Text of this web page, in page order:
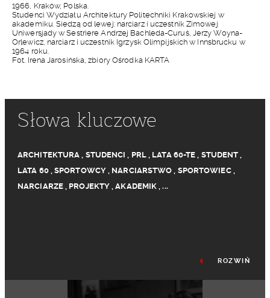
1966, Kraków, Polska.
Studenci Wydziału Architektury Politechniki Krakowskiej w
akademiku. Siedzą od lewej: narciarz i uczestnik Zimowej
Uniwersjady w Sestriere Andrzej Bachleda-Curuś, Jerzy Woyna-
Orlewicz, narciarz i uczestnik Igrzysk Olimpijskich w Innsbrucku w
1964 roku.
Fot. Irena Jarosińska, zbiory Ośrodka KARTA
Słowa kluczowe
ARCHITEKTURA , STUDENCI , PRL, LATA 60-TE , STUDENT ,
LATA 60,SPORTOWCY, NARCIARSTWO , SPORTOWIEC,
NARCIARZE, PROJEKTY ,AKADEMIK ,...
ROZWIŃ